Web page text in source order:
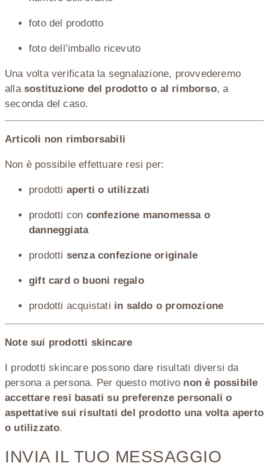
foto del prodotto
foto dell’imballo ricevuto
Una volta verificata la segnalazione, provvederemo
alla sostituzione del prodotto o al rimborso, a
seconda del caso.
Articoli non rimborsabili
Non è possibile effettuare resi per:
prodotti aperti o utilizzati
prodotti con confezione manomessa o
danneggiata
prodotti senza confezione originale
gift card o buoni regalo
prodotti acquistati in saldo o promozione
Note sui prodotti skincare
I prodotti skincare possono dare risultati diversi da
persona a persona. Per questo motivo non è possibile
accettare resi basati su preferenze personali o
aspettative sui risultati del prodotto una volta aperto
o utilizzato.
INVIA IL TUO MESSAGGIO